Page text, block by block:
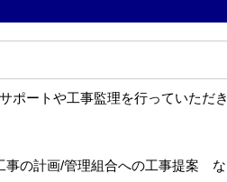
ポートや工事監理を行っていただき
事の計画/管理組合への工事提案 な